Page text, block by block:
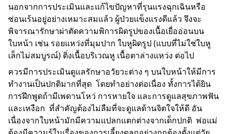
นอกจากการประเมินและแก้ไขปัญหาที่รุนแรงฉุกเฉินหรือ
ซ่อนเร้นอยู่อย่างเหมาะสมแล้ว ผู้ป่วยแข็งแรงดีแล้ว จึงจะ
พิจารณารักษาผ่าตัดความพิการผิดรูปของเนื้อเยื่ออ่อนบน
ใบหน้า เช่น รอยแหว่งที่มุมปาก ใบหูผิดรูป (แบบที่ไม่ใช่ใบหู
เล็กไม่สมบูรณ์) ติ่งเนื้อบริเวณหู เนื้อตาล่างแหว่ง ต่อไป
ควรมีการประเมินดูแลรักษาอวัยวะต่าง ๆ บนใบหน้าให้มีการ
ทำงานเป็นปกติมากที่สุด โดยทำอย่างต่อเนื่อง ทั้งการได้ยิน
การฝึกพูดถ้ามีเพดานโหว่ การหายใจ และการดูแลสุขภาพฟัน
และเหงือก ที่สำคัญต้องไม่ลืมที่จะดูแลด้านจิตใจให้ดี อัน
เนื่องจากใบหน้ามักมีความแปลกแตกต่างจากเด็กปกติ พ่อแม่